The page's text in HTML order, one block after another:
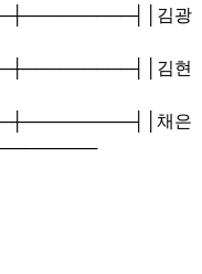
김광
김현
채은